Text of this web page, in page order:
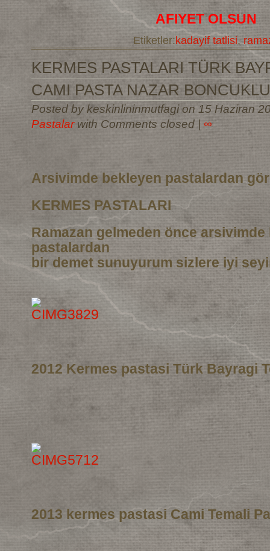
AFIYET OLSUN
Etiketler:kadayif tatlisi,
KERMES PASTALARI TÜRK
CAMI PASTA NAZAR
Posted by keskinlininmutfagi on 15 Haziran
Pastalar with Comments closed| ∞
Arsivimde bekleyen pastalardan
KERMES PASTALARI
Ramazan gelmeden önce arsivimde
pastalardan
bir demet sunuyurum sizlere iyi
2012 Kermes pastasi Türk Bayragi
2013 kermes pastasi Cami Temali